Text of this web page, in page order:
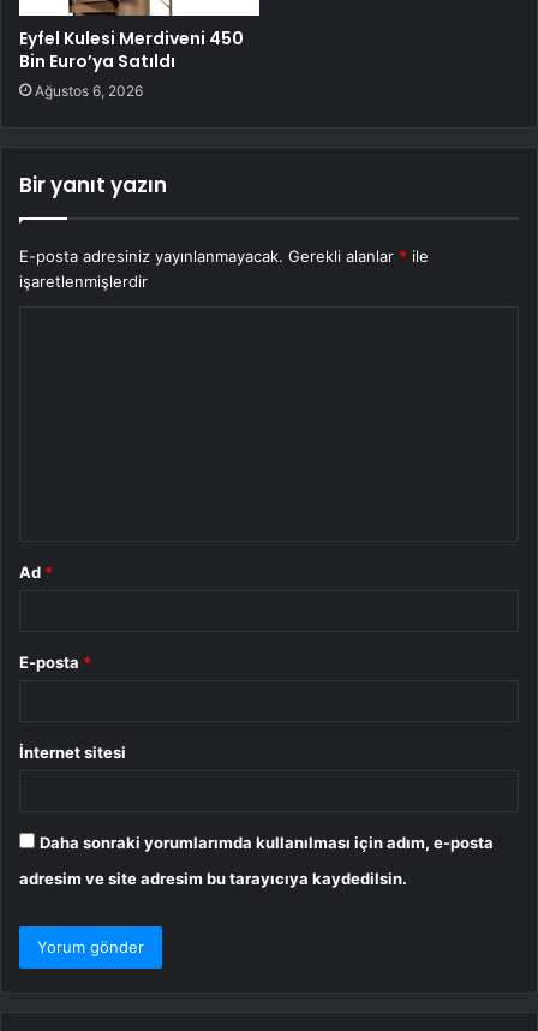
Eyfel Kulesi Merdiveni 450
Bin Euro’ya Satıldı
Ağustos 6, 2026
Bir yanıt yazın
E-posta adresiniz yayınlanmayacak. Gerekli alanlar * ile
işaretlenmişlerdir
Ad *
E-posta *
İnternet sitesi
Daha sonraki yorumlarımda kullanılması için adım, e-posta
adresim ve site adresim bu tarayıcıya kaydedilsin.